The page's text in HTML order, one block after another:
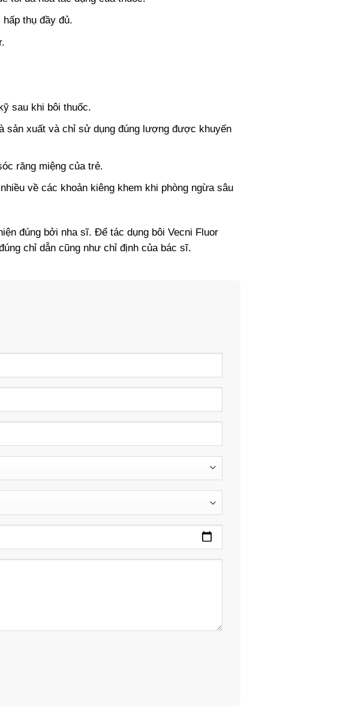
thụ đầy đủ.
sau khi bôi thuốc.
sản xuất và chỉ sử dụng đúng lượng được khuyến
răng miệng của trẻ.
về các khoản kiêng khem khi phòng ngừa sâu
đúng bởi nha sĩ. Để tác dụng bôi Vecni Fluor
chỉ dẫn cũng như chỉ định của bác sĩ.